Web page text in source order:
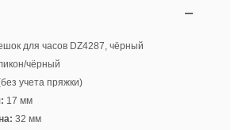
для часов DZ4287, чёрный
чёрный
учета пряжки)
17 мм
32 мм